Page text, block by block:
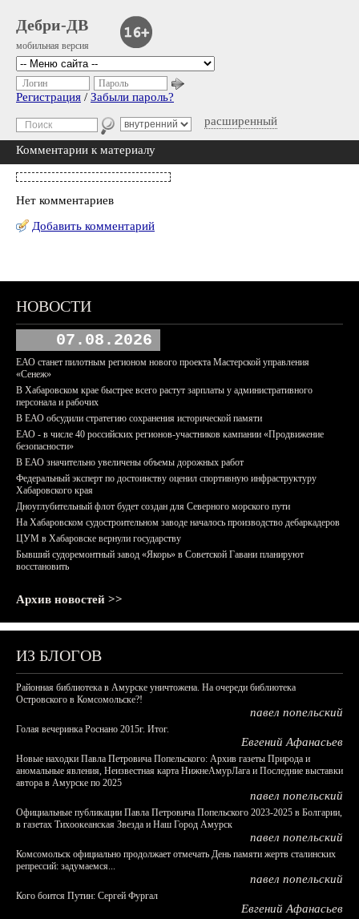
Дебри-ДВ
мобильная версия
расширенный
Логин Пароль
Регистрация / Забыли пароль?
Комментарии к материалу
Нет комментариев
Добавить комментарий
НОВОСТИ
07.08.2026
ЕАО станет пилотным регионом нового проекта Мастерской управления
«Сенеж»
В Хабаровском крае быстрее всего растут зарплаты у административного
персонала и рабочих
В ЕАО обсудили стратегию сохранения исторической памяти
ЕАО - в числе 40 российских регионов-участников кампании «Продвижение
безопасности»
В ЕАО значительно увеличены объемы дорожных работ
Федеральный эксперт по достоинству оценил спортивную инфраструктуру
Хабаровского края
Дноуглубительный флот будет создан для Северного морского пути
На Хабаровском судостроительном заводе началось производство дебаркадеров
ЦУМ в Хабаровске вернули государству
Бывший судоремонтный завод «Якорь» в Советской Гавани планируют
восстановить
Архив новостей >>
ИЗ БЛОГОВ
Районная библиотека в Амурске уничтожена. На очереди библиотека
Островского в Комсомольске?!
павел попельский
Голая вечеринка Роснано 2015г. Итог.
Евгений Афанасьев
Новые находки Павла Петровича Попельского: Архив газеты Природа и
аномальные явления, Неизвестная карта НижнеАмурЛага и Последние выставки
автора в Амурске по 2025
павел попельский
Официальные публикации Павла Петровича Попельского 2023-2025 в Болгарии,
в газетах Тихоокеанская Звезда и Наш Город Амурск
павел попельский
Комсомольск официально продолжает отмечать День памяти жертв сталинских
репрессий: задумаемся...
павел попельский
Кого боится Путин: Сергей Фургал
Евгений Афанасьев